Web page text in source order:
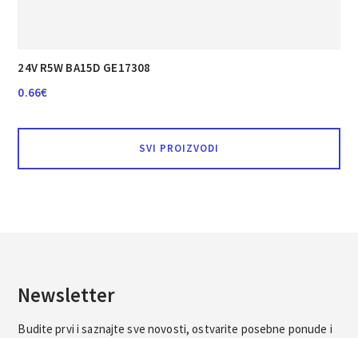
24V R5W BA15D GE17308
0.66€
SVI PROIZVODI
Newsletter
Budite prvi i saznajte sve novosti, ostvarite posebne ponude i